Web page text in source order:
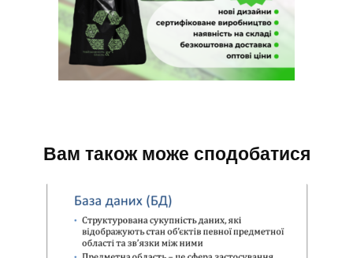
Вам також може сподобатися